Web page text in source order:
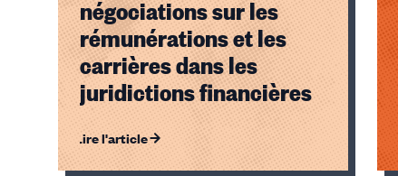
négociations sur les
rémunérations et les
carrières dans les
juridictions financières
Lire l'article